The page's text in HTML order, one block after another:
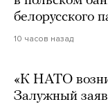
белорусского
10 часов назад
«К НАТО
Залужный